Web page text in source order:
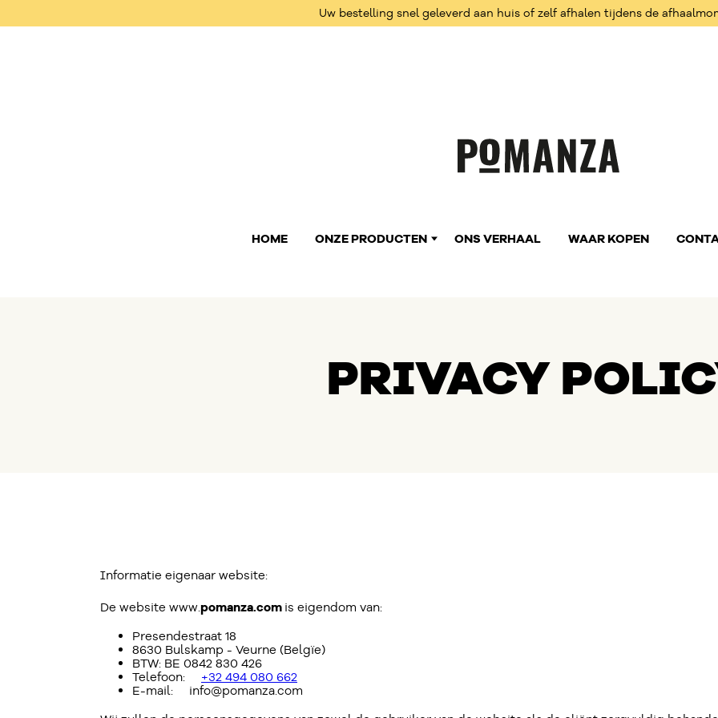
Uw bestelling snel geleverd aan huis of zelf afhalen tijdens de
HOME ONZE PRODUCTEN ONS VERHAAL WAAR KOPEN
PRIVACY
Informatie eigenaar website:
De website www.pomanza.com is eigendom van:
Presendestraat 18
8630 Bulskamp - Veurne (Belgïe)
BTW: BE 0842 830 426
Telefoon: +32 494 080 662
E-mail: info@pomanza.com